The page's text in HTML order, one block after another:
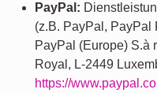
PayPal:
(z.B. PayPal, PayPal
PayPal (Europe) S.à
Royal, L-2449
https://